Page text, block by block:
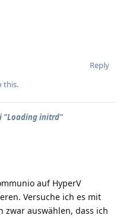
Reply
this.
"Loading initrd"
auf HyperV
Versuche ich es mit
zwar auswählen, dass ich